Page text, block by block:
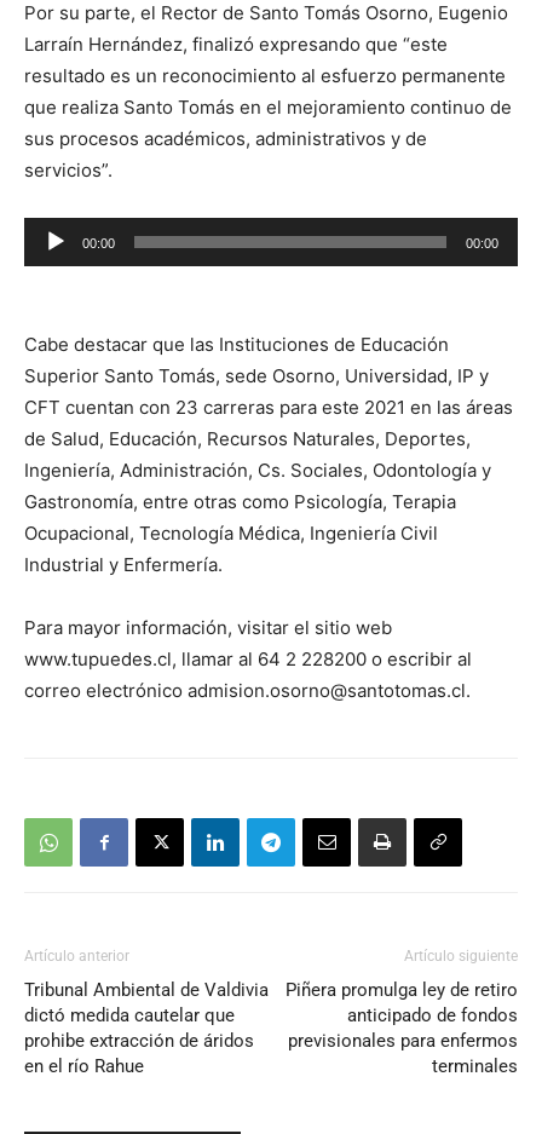
Por su parte, el Rector de Santo Tomás Osorno, Eugenio
Larraín Hernández, finalizó expresando que “este
resultado es un reconocimiento al esfuerzo permanente
que realiza Santo Tomás en el mejoramiento continuo de
sus procesos académicos, administrativos y de
servicios”.
Reproductor
de
00:00 00:00
Cabe destacar que las Instituciones de Educación
Superior Santo Tomás, sede Osorno, Universidad, IP y
CFT cuentan con 23 carreras para este 2021 en las áreas
de Salud, Educación, Recursos Naturales, Deportes,
Ingeniería, Administración, Cs. Sociales, Odontología y
Gastronomía, entre otras como Psicología, Terapia
Ocupacional, Tecnología Médica, Ingeniería Civil
Industrial y Enfermería.
Para mayor información, visitar el sitio web
www.tupuedes.cl, llamar al 64 2 228200 o escribir al
correo electrónico admision.osorno@santotomas.cl.
Artículo anterior
Tribunal Ambiental de Valdivia
dictó medida cautelar que
prohibe extracción de áridos
en el río Rahue
Artículo siguiente
Piñera promulga ley de retiro
anticipado de fondos
previsionales para enfermos
terminales